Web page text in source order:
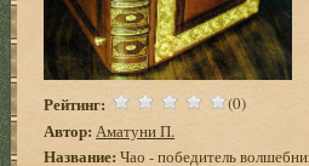
Рейтинг: (0)
Автор: Аматуни П.
Название: Чао - победитель